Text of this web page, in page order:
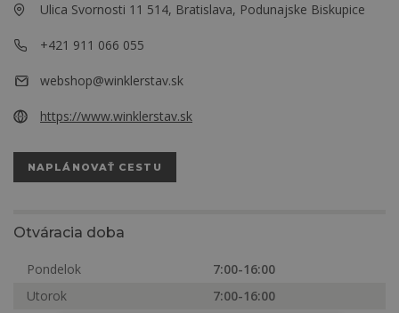
Ulica Svornosti 11 514, Bratislava, Podunajske Biskupice
+421 911 066 055
webshop@winklerstav.sk
https://www.winklerstav.sk
NAPLÁNOVAŤ CESTU
Otváracia doba
Pondelok
7:00-16:00
Utorok
7:00-16:00